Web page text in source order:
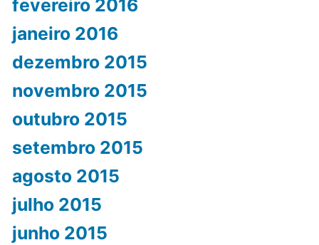
fevereiro 2016
janeiro 2016
dezembro 2015
novembro 2015
outubro 2015
setembro 2015
agosto 2015
julho 2015
junho 2015